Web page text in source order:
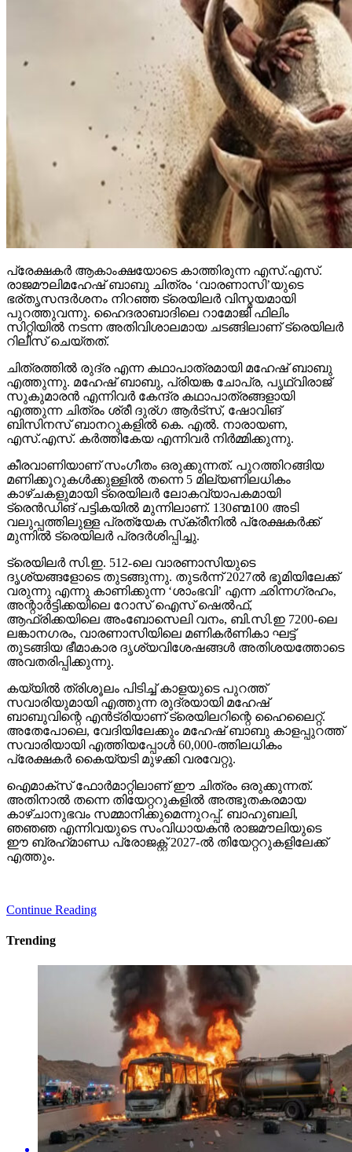
പ്രേക്ഷകര്‍ ആകാംക്ഷയോടെ കാത്തിരുന്ന എസ്.എസ്.
രാജമൗലിമഹേഷ് ബാബു ചിത്രം ‘വാരണാസി’യുടെ
ഭര്തൃസന്ദര്‍ശനം നിറഞ്ഞ ട്രെയിലര്‍ വിസ്മയമായി
പുറത്തുവന്നു. ഹൈദരാബാദിലെ റാമോജി ഫിലിം
സിറ്റിയില്‍ നടന്ന അതിവിശാലമായ ചടങ്ങിലാണ് ട്രെയിലര്‍
റിലീസ് ചെയ്തത്.
ചിത്രത്തില്‍ രുദ്ര എന്ന കഥാപാത്രമായി മഹേഷ് ബാബു
എത്തുന്നു. മഹേഷ് ബാബു, പ്രിയങ്ക ചോപ്ര, പൃഥ്വിരാജ്
സുകുമാരന്‍ എന്നിവര്‍ കേന്ദ്ര കഥാപാത്രങ്ങളായി
എത്തുന്ന ചിത്രം ശ്രീ ദുര്ഗ ആര്‍ട്‌സ്, ഷോവിങ്
ബിസിനസ് ബാനറുകളില്‍ കെ. എല്‍. നാരായണ,
എസ്.എസ്. കര്‍ത്തികേയ എന്നിവര്‍ നിര്‍മ്മിക്കുന്നു.
കീരവാണിയാണ് സംഗീതം ഒരുക്കുന്നത്. പുറത്തിറങ്ങിയ
മണിക്കൂറുകള്‍ക്കുള്ളില്‍ തന്നെ 5 മില്യണിലധികം
കാഴ്ചകളുമായി ട്രെയിലര്‍ ലോകവ്യാപകമായി
ട്രെന്‍ഡിങ് പട്ടികയില്‍ മുന്നിലാണ്. 130ണ്മ100 അടി
വലുപ്പത്തിലുള്ള പ്രത്യേക സ്‌ക്രീനില്‍ പ്രേക്ഷകര്‍ക്ക്
മുന്നില്‍ ട്രെയിലര്‍ പ്രദര്‍ശിപ്പിച്ചു.
ട്രെയിലര്‍ സി.ഇ. 512-ലെ വാരണാസിയുടെ
ദൃശ്യങ്ങളോടെ തുടങ്ങുന്നു. തുടര്‍ന്ന് 2027ല്‍ ഭൂമിയിലേക്ക്
വരുന്നു എന്നു കാണിക്കുന്ന ‘ശാംഭവി’ എന്ന ഛിന്നഗ്രഹം,
അന്റാര്‍ട്ടിക്കയിലെ റോസ് ഐസ് ഷെല്‍ഫ്,
ആഫ്രിക്കയിലെ അംബോസെലി വനം, ബി.സി.ഇ 7200-ലെ
ലങ്കാനഗരം, വാരണാസിയിലെ മണികര്‍ണികാ ഘട്ട്
തുടങ്ങിയ ഭീമാകാര ദൃശ്യവിശേഷങ്ങള്‍ അതിശയത്തോടെ
അവതരിപ്പിക്കുന്നു.
കയ്യില്‍ ത്രിശൂലം പിടിച്ച് കാളയുടെ പുറത്ത്
സവാരിയുമായി എത്തുന്ന രുദ്രയായി മഹേഷ്
ബാബുവിന്റെ എന്‍ട്രിയാണ് ട്രെയിലറിന്റെ ഹൈലൈറ്റ്.
അതേപോലെ, വേദിയിലേക്കും മഹേഷ് ബാബു കാളപ്പുറത്ത്
സവാരിയായി എത്തിയപ്പോള്‍ 60,000-ത്തിലധികം
പ്രേക്ഷകര്‍ കൈയ്യടി മുഴക്കി വരവേറ്റു.
ഐമാക്‌സ് ഫോര്‍മാറ്റിലാണ് ഈ ചിത്രം ഒരുക്കുന്നത്.
അതിനാല്‍ തന്നെ തിയേറ്ററുകളില്‍ അത്ഭുതകരമായ
കാഴ്ചാനുഭവം സമ്മാനിക്കുമെന്നുറപ്പ്. ബാഹുബലി,
ഞഞഞ എന്നിവയുടെ സംവിധായകന്‍ രാജമൗലിയുടെ
ഈ ബ്രഹ്‌മാണ്ഡ പ്രോജക്റ്റ് 2027-ല്‍ തിയേറ്ററുകളിലേക്ക്
എത്തും.
Continue Reading
Trending